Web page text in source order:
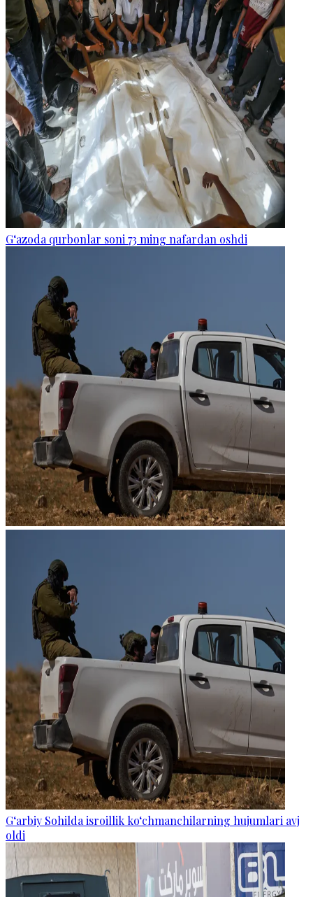
G‘azoda qurbonlar soni 73 ming nafardan oshdi
G‘arbiy Sohilda isroillik ko‘chmanchilarning hujumlari avj
oldi